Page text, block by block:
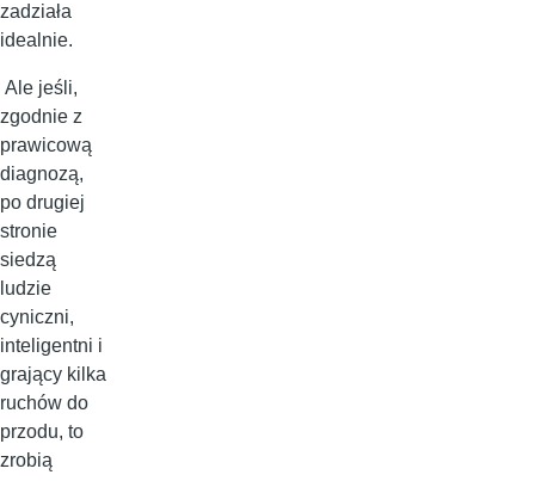
zadziała
idealnie.
Ale jeśli,
zgodnie z
prawicową
diagnozą,
po drugiej
stronie
siedzą
ludzie
cyniczni,
inteligentni i
grający kilka
ruchów do
przodu, to
zrobią